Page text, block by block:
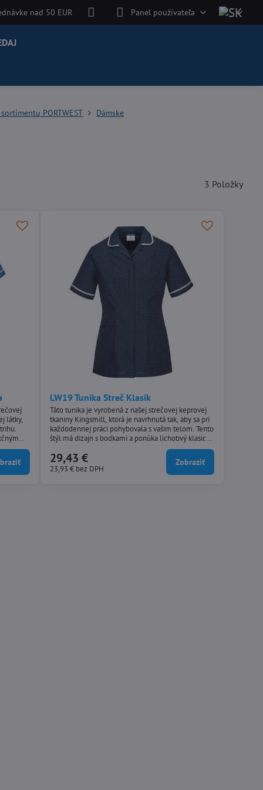
nad 50 EUR Panel používateľa
PORTWEST Dámske
3 Položky
látky,
LW19 Tunika Streč Klasik
Táto tunika je vyrobená z našej strečovej keprovej
tkaniny Kingsmill, ktorá je navrhnutá tak, aby sa pri
každodennej práci pohybovala s vašim telom. Tento
štýl má dizajn s bodkami a ponúka lichotivý klasický
29,43 €
23,93 € bez DPH
Zobraziť